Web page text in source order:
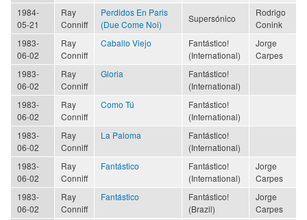
1984-
05-21
Ray
Conniff
Perdidos En Paris
(Due Come Noi)
Supersónico
Rodrigo
Conink
1983-
06-02
Ray
Conniff
Caballo Viejo
Fantástico!
(International)
Jorge
Carpes
1983-
06-02
Ray
Conniff
Gloria
Fantástico!
(International)
1983-
06-02
Ray
Conniff
Como Tú
Fantástico!
(International)
1983-
06-02
Ray
Conniff
La Paloma
Fantástico!
(International)
1983-
06-02
Ray
Conniff
Fantástico
Fantástico!
(International)
Jorge
Carpes
1983-
06-02
Ray
Conniff
Fantástico
Fantástico!
(Brazil)
Jorge
Carpes